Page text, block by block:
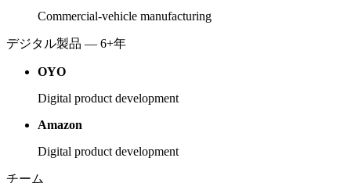
Commercial-vehicle manufacturing
デジタル製品 — 6+年
OYO
Digital product development
Amazon
Digital product development
チーム